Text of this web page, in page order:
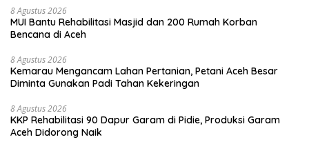
8 Agustus 2026
MUI Bantu Rehabilitasi Masjid dan 200 Rumah Korban
Bencana di Aceh
8 Agustus 2026
Kemarau Mengancam Lahan Pertanian, Petani Aceh Besar
Diminta Gunakan Padi Tahan Kekeringan
8 Agustus 2026
KKP Rehabilitasi 90 Dapur Garam di Pidie, Produksi Garam
Aceh Didorong Naik